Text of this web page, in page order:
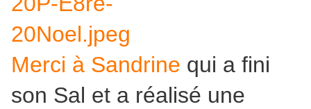
Merci à Sandrine qui a fini
son Sal et a réalisé une